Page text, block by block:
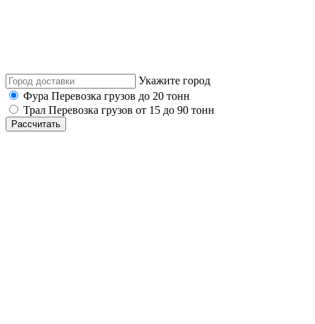
Укажите город
Фура Перевозка грузов до 20 тонн
Трал Перевозка грузов от 15 до 90 тонн
Рассчитать